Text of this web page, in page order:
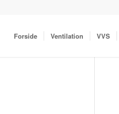
Forside Ventilation VVS